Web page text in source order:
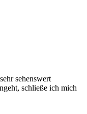
sehenswert
schließe ich mich